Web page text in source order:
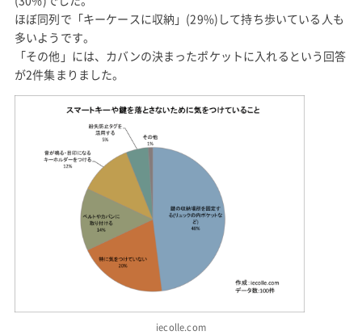
ほぼ同列で「キーケースに収納」(29%)して持ち歩いている人も
多いようです。
「その他」には、カバンの決まったポケットに入れるという回答
が2件集まりました。
iecolle.com